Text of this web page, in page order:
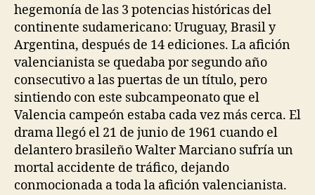
hegemonía de las 3 potencias históricas del
continente sudamericano: Uruguay, Brasil y
Argentina, después de 14 ediciones. La afición
valencianista se quedaba por segundo año
consecutivo a las puertas de un título, pero
sintiendo con este subcampeonato que el
Valencia campeón estaba cada vez más cerca. El
drama llegó el 21 de junio de 1961 cuando el
delantero brasileño Walter Marciano sufría un
mortal accidente de tráfico, dejando
conmocionada a toda la afición valencianista.